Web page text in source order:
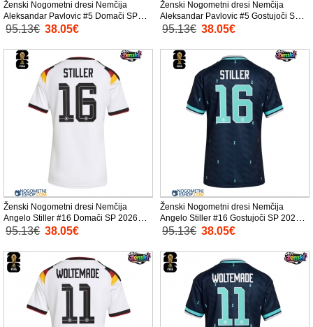
Ženski Nogometni dresi Nemčija
Aleksandar Pavlovic #5 Domači SP
2026 Kratek Rokav
95.13€ 38.05€
Ženski Nogometni dresi Nemčija
Aleksandar Pavlovic #5 Gostujoči SP
2026 Kratek Rokav
95.13€ 38.05€
Ženski Nogometni dresi Nemčija
Angelo Stiller #16 Domači SP 2026
Kratek Rokav
95.13€ 38.05€
Ženski Nogometni dresi Nemčija
Angelo Stiller #16 Gostujoči SP 2026
Kratek Rokav
95.13€ 38.05€